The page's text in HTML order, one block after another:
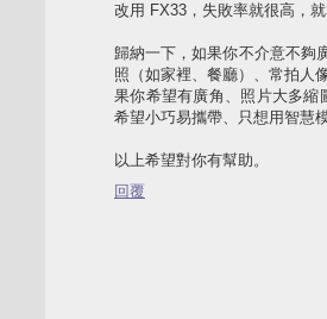
改用 FX33，失敗率就很高，
歸納一下，如果你不介意不夠
照（如家裡、餐廳）、常拍人
果你希望有廣角、照片大多縮
希望小巧易攜帶、只想用智慧
以上希望對你有幫助。
回覆